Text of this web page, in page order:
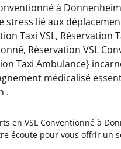
à
stress lié aux
Taxi VSL, Réservation
Réservation VSL
Taxi Ambulance}
médicalisé
.
en VSL Conventionné à
écoute pour vous offrir un